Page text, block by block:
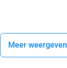
Meer weergeven